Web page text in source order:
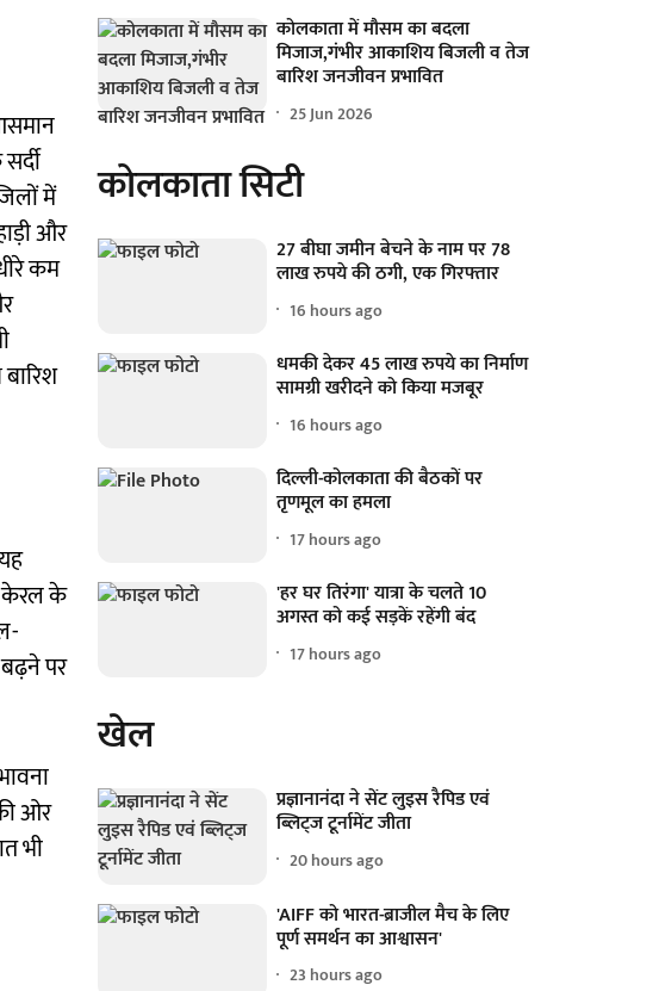
में
और
कम
केरल के
पर
ओर
भी
कोलकाता में मौसम का बदला
मिजाज,गंभीर आकाशिय बिजली व तेज
बारिश जनजीवन प्रभावित
25 Jun 2026
कोलकाता सिटी
27 बीघा जमीन बेचने के नाम पर 78
लाख रुपये की ठगी, एक गिरफ्तार
16 hours ago
धमकी देकर 45 लाख रुपये का निर्माण
सामग्री खरीदने को किया मजबूर
16 hours ago
दिल्ली-कोलकाता की बैठकों पर
तृणमूल का हमला
17 hours ago
'हर घर तिरंगा' यात्रा के चलते 10
अगस्त को कई सड़कें रहेंगी बंद
17 hours ago
खेल
प्रज्ञानानंदा ने सेंट लुइस रैपिड एवं
ब्लिट्ज टूर्नामेंट जीता
20 hours ago
'AIFF को भारत-ब्राजील मैच के लिए
पूर्ण समर्थन का आश्वासन'
23 hours ago